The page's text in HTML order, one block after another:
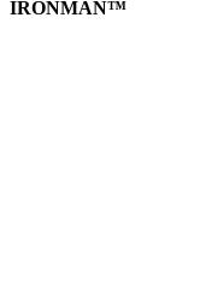
IRONMAN™